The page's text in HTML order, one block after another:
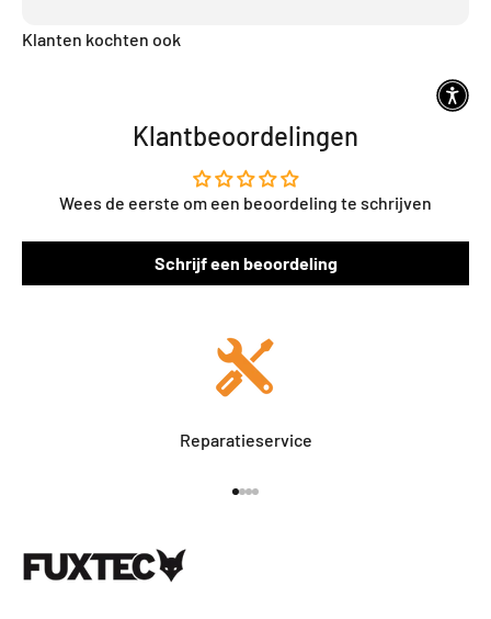
Klanten kochten ook
Klantbeoordelingen
Wees de eerste om een beoordeling te schrijven
Schrijf een beoordeling
Reparatieservice